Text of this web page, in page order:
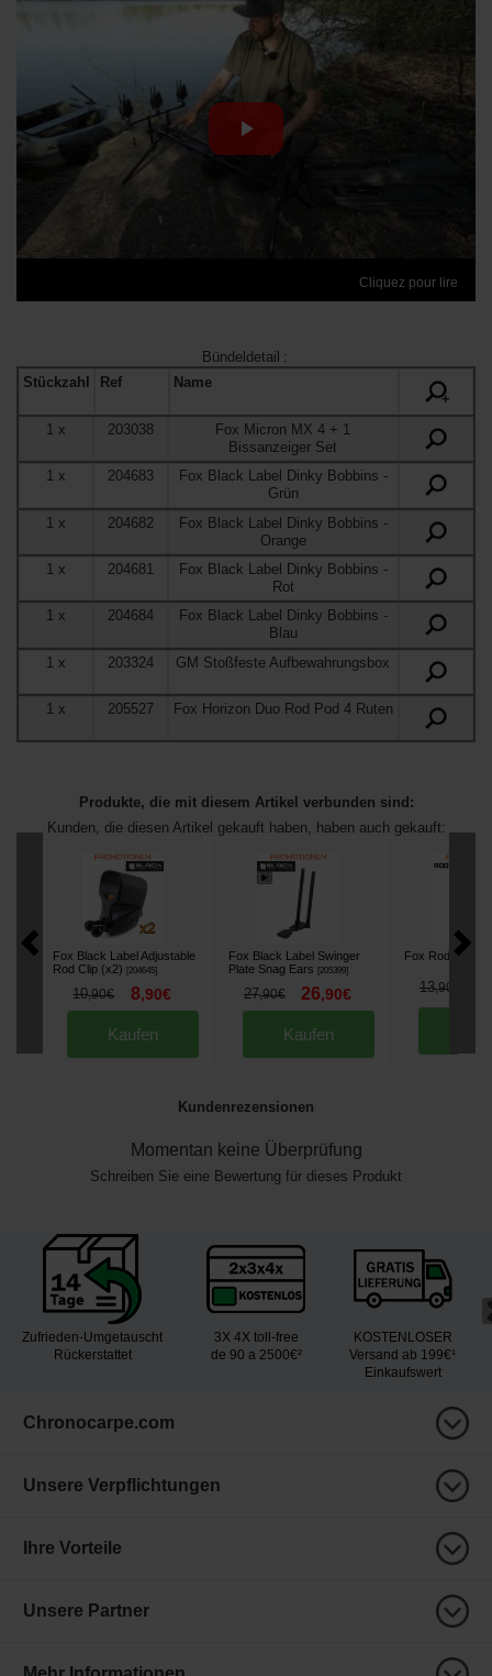
Cliquez pour lire
Bündeldetail :
Stückzahl
Ref
Name
+
1 x 203038
Fox Micron MX 4 + 1
Bissanzeiger Set
1x 204683 Fox Black Label Dinky Bobbins -
Grün
1 x 204682 Fox Black Label Dinky Bobbins -
Orange
1x 204681 Fox Black Label Dinky Bobbins -
Rot
1x 204684 Fox Black Label Dinky Bobbins -
Blau
1 x 203324 GM Stoßfeste Aufbewahrungsbox
1x 205527 Fox Horizon Duo Rod Pod 4 Ruten
Produkte, die mit diesem Artikel verbunden sind:
Kunden, die diesen Artikel gekauft haben, haben auch gekauft:
Fox Black Label Adjustable
Rod Clip (x2)
[204645]
10,90€ 8,90€
Kaufen
Fox Black Label Swinger
Plate Snag Ears
[205399]
27,90€ 26,90€
Kaufen
Fox Rod Lok
13,90
Kundenrezensionen
Momentan keine Überprüfung
Schreiben Sie eine Bewertung für dieses Produkt
Zufrieden-Umgetauscht
Rückerstattet
3X 4X toll-free
de 90 a 2500€²
KOSTENLOSER
Versand ab 199€¹
Einkaufswert
Chronocarpe.com
Unsere Verpflichtungen
Ihre Vorteile
Unsere Partner